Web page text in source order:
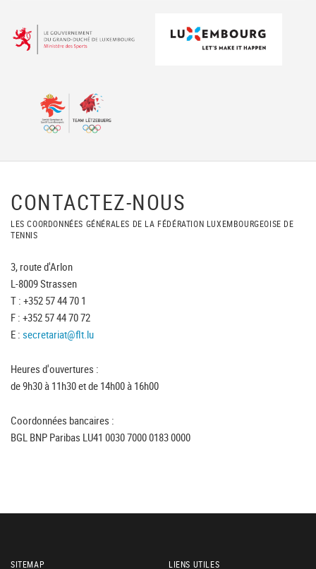
CONTACTEZ-NOUS
LES COORDONNÉES GÉNÉRALES DE LA FÉDÉRATION LUXEMBOURGEOISE DE
TENNIS
3, route d'Arlon
L-8009 Strassen
T : +352 57 44 70 1
F : +352 57 44 70 72
E : secretariat@flt.lu
Heures d'ouvertures :
de 9h30 à 11h30 et de 14h00 à 16h00
Coordonnées bancaires :
BGL BNP Paribas LU41 0030 7000 0183 0000
SITEMAP LIENS UTILES